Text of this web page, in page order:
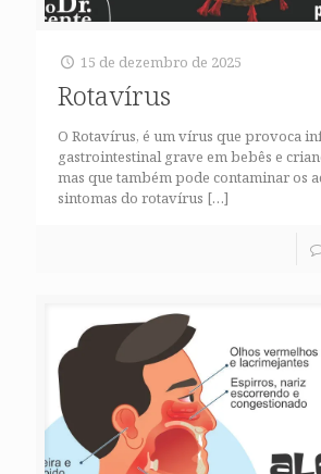
15 de dezembro de 2025
Rotavírus
O Rotavírus, é um vírus que provoca
gastrointestinal grave em bebês e
mas que também pode contaminar os
sintomas do rotavírus […]